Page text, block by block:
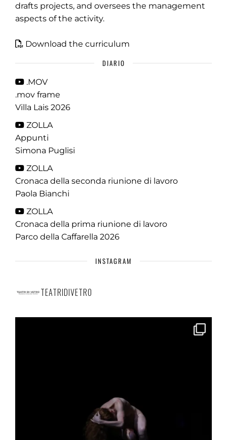
drafts projects, and oversees the management
aspects of the activity.
Download the curriculum
DIARIO
.MOV
.mov frame
Villa Lais 2026
ZOLLA
Appunti
Simona Puglisi
ZOLLA
Cronaca della seconda riunione di lavoro
Paola Bianchi
ZOLLA
Cronaca della prima riunione di lavoro
Parco della Caffarella 2026
INSTAGRAM
TEATRIDIVETRO